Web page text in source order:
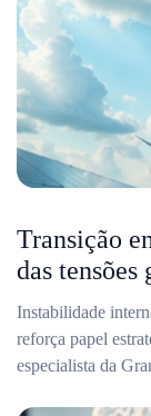
Transição
das tensões
Instabilidade
reforça papel
especialista da